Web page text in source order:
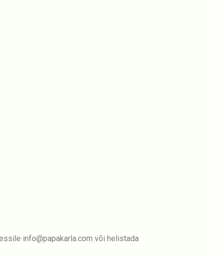
info@papakarla.com või helistada